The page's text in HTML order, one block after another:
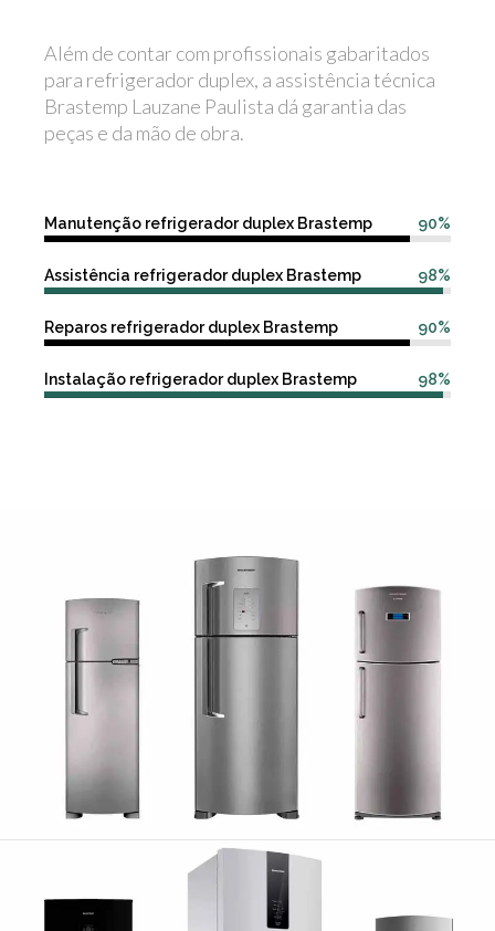
Além de contar com profissionais gabaritados
para refrigerador duplex, a assistência técnica
Brastemp Lauzane Paulista dá garantia das
peças e da mão de obra.
90%
Manutenção refrigerador duplex Brastemp
98%
Assistência refrigerador duplex Brastemp
90%
Reparos refrigerador duplex Brastemp
98%
Instalação refrigerador duplex Brastemp